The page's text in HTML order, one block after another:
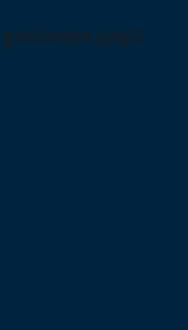
w/index.php?